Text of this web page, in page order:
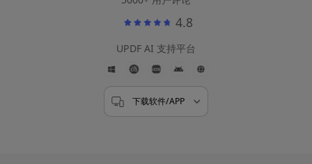
通义千问QwQ |
5000+ 用户评论
4.8
UPDF AI 支持平台